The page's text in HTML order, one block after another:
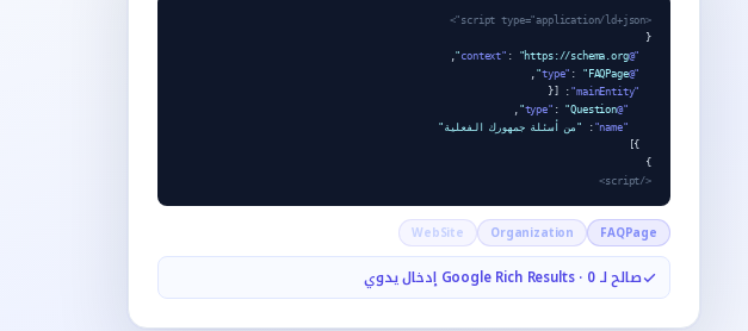
<script type="application/ld+json">
{
"@context"
: "https://schema.org"
"@type"
: "FAQPage"
"mainEntity"
: [{
"@type"
: "Question"
"name"
: "من أسئلة جمهورك الفعلية"
}]
}
</script>
FAQPage
Organization
WebSite
صالح لـ Google Rich Results · 0 إدخال يدوي